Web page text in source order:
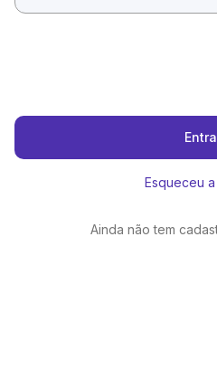
Esqueceu
Ainda não tem